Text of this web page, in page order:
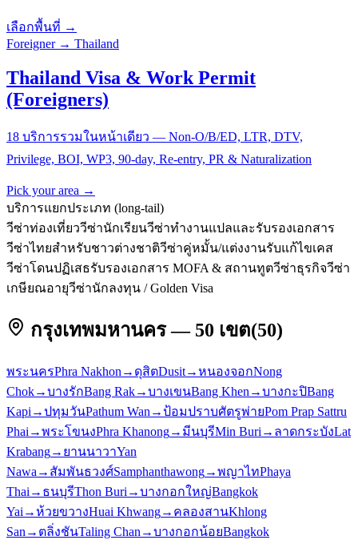
เลือกพื้นที่ →
Foreigner → Thailand
Thailand Visa & Work Permit
(Foreigners)
18 บริการรวมในหน้าเดียว — Non-O/B/ED, LTR, DTV,
Privilege, BOI, WP3, 90-day, Re-entry, PR & Naturalization
Pick your area →
บริการแยกประเภท (long-tail)
วีซ่าท่องเที่ยววีซ่านักเรียนวีซ่าทำงานแปลและรับรองเอกสาร
วีซ่าไทยสำหรับชาวต่างชาติวีซ่าคู่หมั้น/แต่งงานรับแก้ไขเคส
วีซ่าโดนปฏิเสธรับรองเอกสาร MOFA & สถานทูตวีซ่าธุรกิจวีซ่า
เกษียณอายุวีซ่านักลงทุน / Golden Visa
กรุงเทพมหานคร — 50 เขต(50)
พระนครPhra Nakhon → ดุสิตDusit→หนองจอกNong
Chok→บางรักBang Rak→บางเขนBang Khen →บางกะปิBang
Kapi →ปทุมวันPathum Wan →ป้อมปราบศัตรูพ่ายPom Prap Sattru
Phai →พระโขนงPhra Khanong→ มีนบุรีMin Buri → ลาดกระบังLat
Krabang→ ยานนาวาYan
Nawa → สัมพันธวงศ์Samphanthawong→พญาไทPhaya
Thai → ธนบุรีThon Buri →บางกอกใหญ่Bangkok
Yai →ห้วยขวางHuai Khwang→ คลองสานKhlong
San → ตลิ่งชันTaling Chan →บางกอกน้อยBangkok